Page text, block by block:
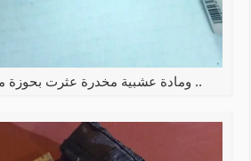
.. ومادة عشبية مخدرة عثرت بحوزة